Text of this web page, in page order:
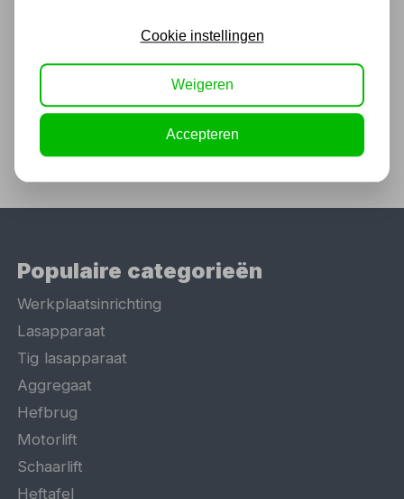
48,28
39,90 excl. BTW
Populaire categorieën
Werkplaatsinrichting
Lasapparaat
Tig lasapparaat
Aggregaat
Hefbrug
Motorlift
Schaarlift
Heftafel
Cookie instellingen
Weigeren
Accepteren